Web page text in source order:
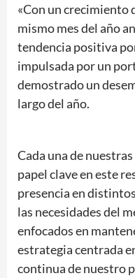
«Con un crecimiento
mismo mes del año
tendencia positiva
impulsada por un
demostrado un
largo del año.
Cada una de
papel clave en este
presencia en
las necesidades del
enfocados en
estrategia centrada
continua de nuestro